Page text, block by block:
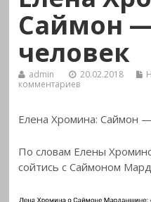
Саймон
человек
admin 20.02.2018
комментариев
Елена Хромина: Саймон
По словам Елены
сойтись с Саймоном